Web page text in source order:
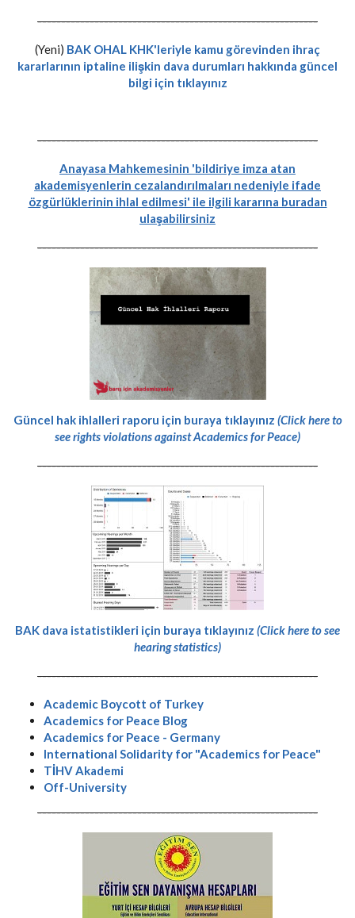
-----------------------------------------------------------
(Yeni) BAK OHAL KHK'leriyle kamu görevinden ihraç
kararlarının iptaline ilişkin dava durumları hakkında güncel
bilgi için tıklayınız
-----------------------------------------------------------
Anayasa Mahkemesinin 'bildiriye imza atan
akademisyenlerin cezalandırılmaları nedeniyle ifade
özgürlüklerinin ihlal edilmesi' ile ilgili kararına buradan
ulaşabilirsiniz
-----------------------------------------------------------
Güncel hak ihlalleri raporu için buraya tıklayınız (Click here to
see rights violations against Academics for Peace)
-----------------------------------------------------------
BAK dava istatistikleri için buraya tıklayınız (Click here to see
hearing statistics)
-----------------------------------------------------------
Academic Boycott of Turkey
Academics for Peace Blog
Academics for Peace - Germany
International Solidarity for "Academics for Peace"
TİHV Akademi
Off-University
-----------------------------------------------------------